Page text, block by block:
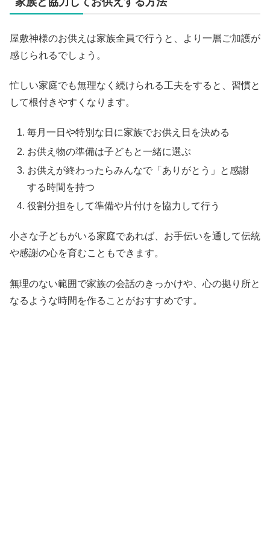
屋敷神様のお供えは家族全員で行うと、より一層ご加護が
感じられるでしょう。
忙しい家庭でも無理なく続けられる工夫をすると、習慣と
して根付きやすくなります。
毎月一日や特別な日に家族でお供え日を決める
お供え物の準備は子どもと一緒に選ぶ
お供えが終わったらみんなで「ありがとう」と感謝
する時間を持つ
役割分担をして準備や片付けを協力して行う
小さな子どもがいる家庭であれば、お手伝いを通して伝統
や感謝の心を育むこともできます。
無理のない範囲で家族の会話のきっかけや、心の拠り所と
なるような時間を作ることがおすすめです。